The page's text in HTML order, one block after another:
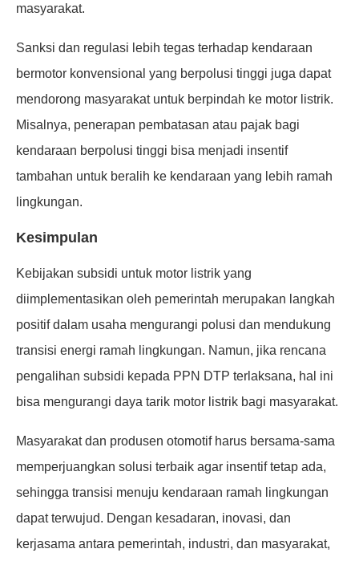
masyarakat.
Sanksi dan regulasi lebih tegas terhadap kendaraan
bermotor konvensional yang berpolusi tinggi juga dapat
mendorong masyarakat untuk berpindah ke motor listrik.
Misalnya, penerapan pembatasan atau pajak bagi
kendaraan berpolusi tinggi bisa menjadi insentif
tambahan untuk beralih ke kendaraan yang lebih ramah
lingkungan.
Kesimpulan
Kebijakan subsidi untuk motor listrik yang
diimplementasikan oleh pemerintah merupakan langkah
positif dalam usaha mengurangi polusi dan mendukung
transisi energi ramah lingkungan. Namun, jika rencana
pengalihan subsidi kepada PPN DTP terlaksana, hal ini
bisa mengurangi daya tarik motor listrik bagi masyarakat.
Masyarakat dan produsen otomotif harus bersama-sama
memperjuangkan solusi terbaik agar insentif tetap ada,
sehingga transisi menuju kendaraan ramah lingkungan
dapat terwujud. Dengan kesadaran, inovasi, dan
kerjasama antara pemerintah, industri, dan masyarakat,